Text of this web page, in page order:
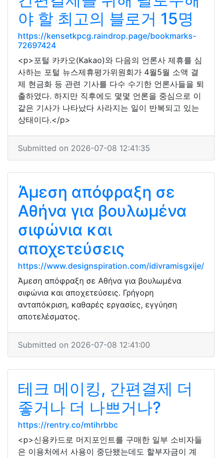
야 할 최고의 블로거 15명
https://kensetkpcg.raindrop.page/bookmarks-
72697424
<p>포털 카카오(Kakao)와 다음의 언론사 제휴를 심
사하는 포털 뉴스제휴평가위원회가 4월5월 소액 결
제 현금화 등 관련 기사를 다수 수기한 언론사들을 퇴
출하였다. 하지만 직후에도 몇몇 언론을 중심으로 이
같은 기사가 나타났다 사라지는 일이 반복되고 있는
상태이다.</p>
Submitted on 2026-07-08 12:41:35
Άμεση απόφραξη σε
Αθήνα για βουλωμένα
σιφώνια και
αποχετεύσεις
https://www.designspiration.com/idivramisgxije/
Άμεση απόφραξη σε Αθήνα για βουλωμένα
σιφώνια και αποχετεύσεις. Γρήγορη
ανταπόκριση, καθαρές εργασίες, εγγύηση
αποτελέσματος.
Submitted on 2026-07-08 12:41:00
테크 메이킹, 간편결제 더
좋거나 더 나쁘거나?
https://rentry.co/mtihrbbc
<p>신용카드로 머지포인트를 구매한 일부 소비자들
은 이용처에서 사용이 중단됐는데도 할부자금이 계